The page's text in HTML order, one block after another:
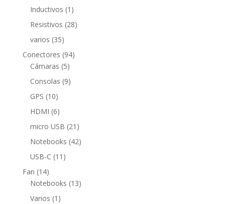
productos
Inductivos 1 1
producto
Resistivos 2828
varios 3535
productos
Conectores 9494
Cámaras 55
productos
Consolas 99
GPS 1010
productos
HDMI 66
productos
micro USB 21 21
productos
Notebooks 4242
USB-C 11 11
Fan 1414
productos
Notebooks 1313
Varios 1 1